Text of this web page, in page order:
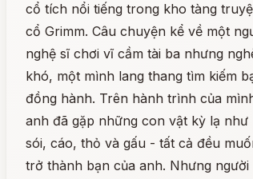
cổ tích nổi tiếng trong kho tàng
cổ Grimm. Câu chuyện kể về một
nghệ sĩ chơi vĩ cầm tài ba nhưng
khó, một mình lang thang tìm kiếm
đồng hành. Trên hành trình của
anh đã gặp những con vật kỳ lạ như
sói, cáo, thỏ và gấu - tất cả đều
trở thành bạn của anh. Nhưng người